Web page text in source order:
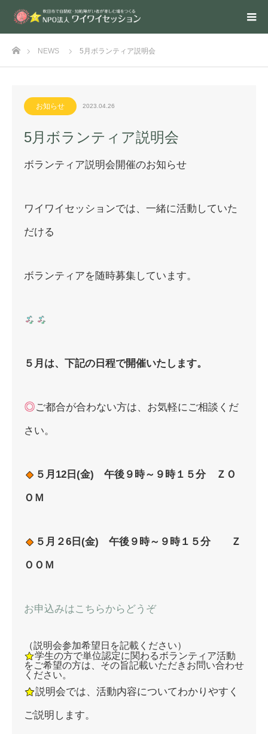
ホームNEWS 5月ボランティア説明会
お知らせ 2023.04.26
5月ボランティア説明会
ボランティア説明会開催のお知らせ
ワイワイセッションでは、一緒に活動していた
だける
ボランティアを随時募集しています。
５月は、 下記の日程で開催いたします。
ご都合が合わない方は、お気軽にご相談くだ
さい。
５ 月12日(金) 午後９時～９時１５分 ＺＯ
ＯＭ
５ 月２6日(金) 午後９時～９時１５分 Ｚ
ＯＯＭ
お申込みはこちらからどうぞ
（説明会参加希望日を記載ください）
学生の方で単位認定に関わるボランティア活動
をご希望の方は、その旨記載いただきお問い合わせ
ください。
説明会では、活動内容についてわかりやすく
ご説明します。